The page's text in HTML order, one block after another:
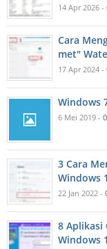
14 Apr 2026 -
Cara
met"
17 Apr 2024 -
Windows
6 Mei 2019 -
3 Cara
Windows
22 Jan 2022 -
8 Aplikasi
Windows